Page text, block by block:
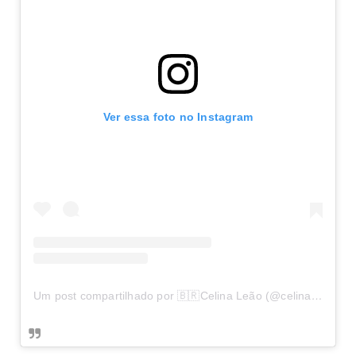
Ver essa foto no Instagram
Um post compartilhado por 🇧🇷Celina Leão (@celinaleao)